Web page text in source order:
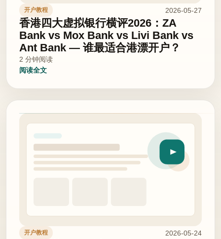
开户教程 2026-05-27
香港四大虚拟银行横评2026：ZA
Bank vs Mox Bank vs Livi Bank vs
Ant Bank — 谁最适合港漂开户？
2 分钟阅读
阅读全文
开户教程 2026-05-24